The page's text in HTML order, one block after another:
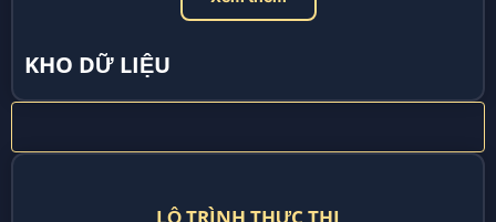
KHO DỮ LIỆU
LỘ TRÌNH THỰC THI